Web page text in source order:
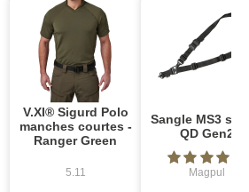
V.XI® Sigurd Polo
manches courtes -
Ranger Green
5.11
Sangle MS3
QD Gen2
Magpul